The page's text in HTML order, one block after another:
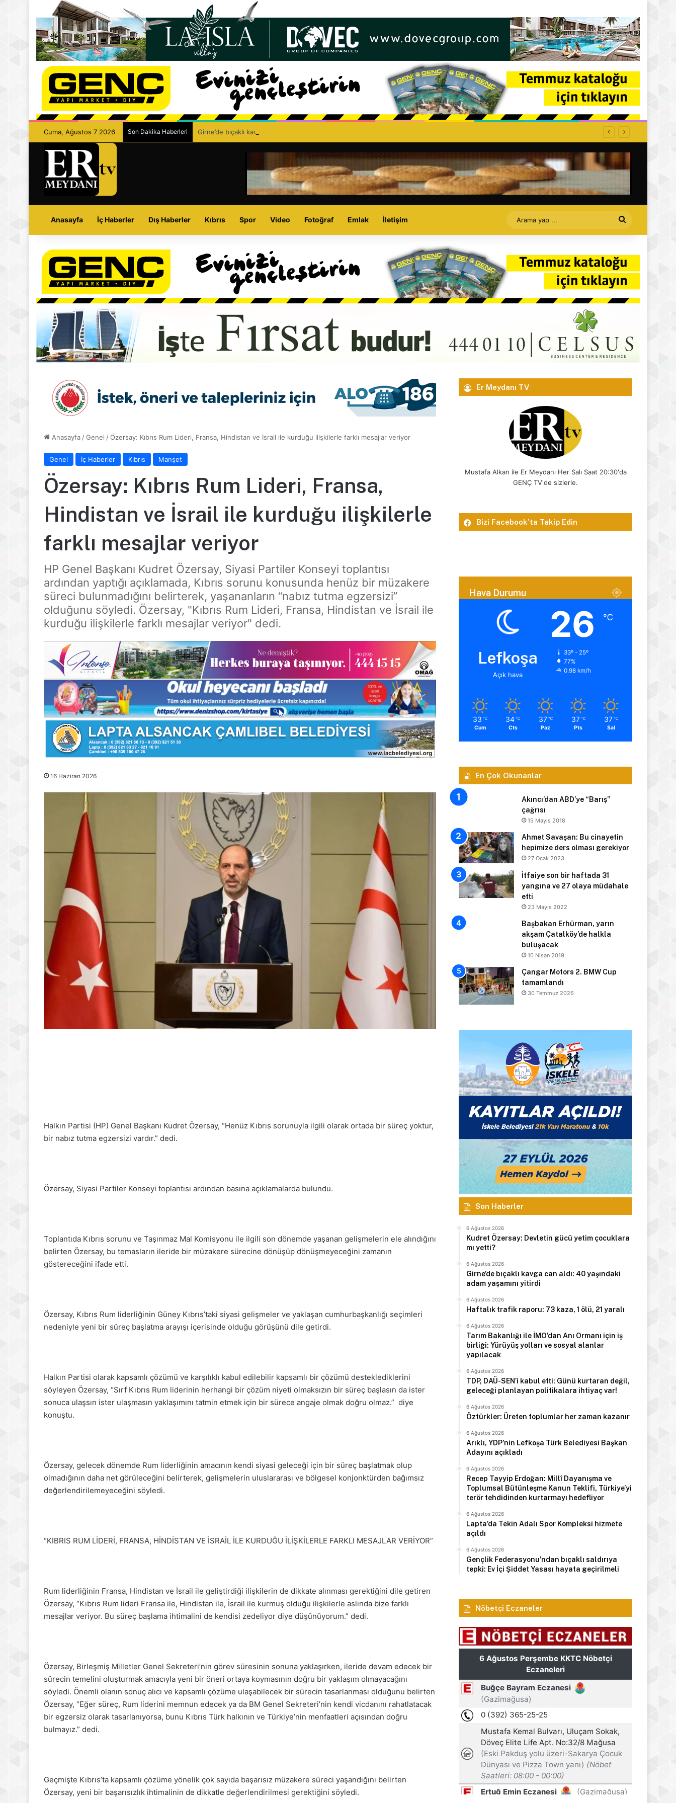
Cuma, Ağustos 7 2026 Son Dakika Haberleri Girne’de bıçaklı kavga can aldı: 40 yaşındaki adam yaşamını yitirdi
Anasayfa İç Haberler Dış Haberler Kıbrıs Spor Video Fotoğraf Emlak İletişim
Arama
yap
...
Anasayfa /Genel /Özersay: Kıbrıs Rum Lideri, Fransa, Hindistan ve İsrail ile kurduğu ilişkilerle farklı mesajlar veriyor
Genel İç Haberler Kıbrıs Manşet
Özersay: Kıbrıs Rum Lideri, Fransa,
Hindistan ve İsrail ile kurduğu ilişkilerle
farklı mesajlar veriyor
HP Genel Başkanı Kudret Özersay, Siyasi Partiler Konseyi toplantısı
ardından yaptığı açıklamada, Kıbrıs sorunu konusunda henüz bir müzakere
süreci bulunmadığını belirterek, yaşananların “nabız tutma egzersizi”
olduğunu söyledi. Özersay, "Kıbrıs Rum Lideri, Fransa, Hindistan ve İsrail ile
kurduğu ilişkilerle farklı mesajlar veriyor" dedi.
16 Haziran 2026
Halkın Partisi (HP) Genel Başkanı Kudret Özersay, “Henüz Kıbrıs sorunuyla ilgili olarak ortada bir süreç yoktur,
bir nabız tutma egzersizi vardır.” dedi.
Özersay, Siyasi Partiler Konseyi toplantısı ardından basına açıklamalarda bulundu.
Toplantıda Kıbrıs sorunu ve Taşınmaz Mal Komisyonu ile ilgili son dönemde yaşanan gelişmelerin ele alındığını
belirten Özersay, bu temasların ileride bir müzakere sürecine dönüşüp dönüşmeyeceğini zamanın
göstereceğini ifade etti.
Özersay, Kıbrıs Rum liderliğinin Güney Kıbrıs’taki siyasi gelişmeler ve yaklaşan cumhurbaşkanlığı seçimleri
nedeniyle yeni bir süreç başlatma arayışı içerisinde olduğu görüşünü dile getirdi.
Halkın Partisi olarak kapsamlı çözümü ve karşılıklı kabul edilebilir kapsamlı bir çözümü desteklediklerini
söyleyen Özersay, “Sırf Kıbrıs Rum liderinin herhangi bir çözüm niyeti olmaksızın bir süreç başlasın da ister
sonuca ulaşsın ister ulaşmasın yaklaşımını tatmin etmek için bir sürece angaje olmak doğru olmaz.” diye
konuştu.
Özersay, gelecek dönemde Rum liderliğinin amacının kendi siyasi geleceği için bir süreç başlatmak olup
olmadığının daha net görüleceğini belirterek, gelişmelerin uluslararası ve bölgesel konjonktürden bağımsız
değerlendirilemeyeceğini söyledi.
“KIBRIS RUM LİDERİ, FRANSA, HİNDİSTAN VE İSRAİL İLE KURDUĞU İLİŞKİLERLE FARKLI MESAJLAR VERİYOR”
Rum liderliğinin Fransa, Hindistan ve İsrail ile geliştirdiği ilişkilerin de dikkate alınması gerektiğini dile getiren
Özersay, “Kıbrıs Rum lideri Fransa ile, Hindistan ile, İsrail ile kurmuş olduğu ilişkilerle aslında bize farklı
mesajlar veriyor. Bu süreç başlama ihtimalini de kendisi zedeliyor diye düşünüyorum.” dedi.
Özersay, Birleşmiş Milletler Genel Sekreteri’nin görev süresinin sonuna yaklaşırken, ileride devam edecek bir
sürecin temelini oluşturmak amacıyla yeni bir öneri ortaya koymasının doğru bir yaklaşım olmayacağını
söyledi. Önemli olanın sonuç alıcı ve kapsamlı çözüme ulaşabilecek bir sürecin tasarlanması olduğunu belirten
Özersay, “Eğer süreç, Rum liderini memnun edecek ya da BM Genel Sekreteri’nin kendi vicdanını rahatlatacak
bir egzersiz olarak tasarlanıyorsa, bunu Kıbrıs Türk halkının ve Türkiye’nin menfaatleri açısından doğru
bulmayız.” dedi.
Geçmişte Kıbrıs’ta kapsamlı çözüme yönelik çok sayıda başarısız müzakere süreci yaşandığını belirten
Özersay, yeni bir başarısızlık ihtimalinin de dikkatle değerlendirilmesi gerektiğini söyledi.
Er Meydanı TV
Mustafa Alkan ile Er Meydanı Her Salı Saat 20:30'da
GENÇ TV'de sizlerle.
Bizi Facebook’ta Takip Edin
Hava Durumu
Lefkoşa
Açık hava
26 ℃
33º - 25º
77%
0.98 km/h
33 ℃
Cum
34 ℃
Cts
37 ℃
Paz
37 ℃
Pts
37 ℃
Sal
En Çok Okunanlar
Akıncı’dan ABD’ye “Barış”
çağrısı
15 Mayıs 2018
Ahmet Savaşan: Bu cinayetin
hepimize ders olması gerekiyor
27 Ocak 2023
İtfaiye son bir haftada 31
yangına ve 27 olaya müdahale
etti
23 Mayıs 2022
Başbakan Erhürman, yarın
akşam Çatalköy’de halkla
buluşacak
10 Nisan 2019
Çangar Motors 2. BMW Cup
tamamlandı
30 Temmuz 2026
Son Haberler
6 Ağustos 2026
Kudret Özersay: Devletin gücü yetim çocuklara
mı yetti?
6 Ağustos 2026
Girne’de bıçaklı kavga can aldı: 40 yaşındaki
adam yaşamını yitirdi
6 Ağustos 2026
Haftalık trafik raporu: 73 kaza, 1 ölü, 21 yaralı
6 Ağustos 2026
Tarım Bakanlığı ile İMO’dan Anı Ormanı için iş
birliği: Yürüyüş yolları ve sosyal alanlar
yapılacak
6 Ağustos 2026
TDP, DAÜ-SEN’i kabul etti: Günü kurtaran değil,
geleceği planlayan politikalara ihtiyaç var!
6 Ağustos 2026
Öztürkler: Üreten toplumlar her zaman kazanır
6 Ağustos 2026
Arıklı, YDP’nin Lefkoşa Türk Belediyesi Başkan
Adayını açıkladı
6 Ağustos 2026
Recep Tayyip Erdoğan: Millî Dayanışma ve
Toplumsal Bütünleşme Kanun Teklifi, Türkiye’yi
terör tehdidinden kurtarmayı hedefliyor
6 Ağustos 2026
Lapta’da Tekin Adalı Spor Kompleksi hizmete
açıldı
6 Ağustos 2026
Gençlik Federasyonu’ndan bıçaklı saldırıya
tepki: Ev İçi Şiddet Yasası hayata geçirilmeli
Nöbetçi Eczaneler